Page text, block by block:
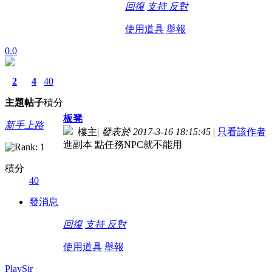
回復 支持 反對
使用道具 舉報
0.0
2
主題
4
帖子
40
積分
新手上路
積分
40
發消息
板凳
樓主| 發表於 2017-3-16 18:15:45 | 只看該作者
進副本 點任務NPC就不能用
回復 支持 反對
使用道具 舉報
PlaySir